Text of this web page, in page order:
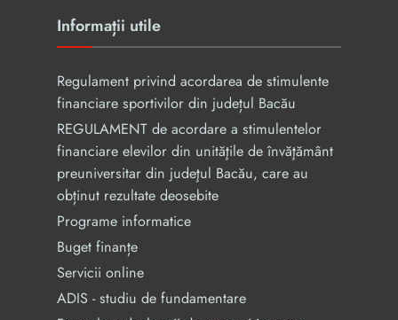
Informații utile
Regulament privind acordarea de stimulente
financiare sportivilor din județul Bacău
REGULAMENT de acordare a stimulentelor
financiare elevilor din unităţile de învăţământ
preuniversitar din judeţul Bacău, care au
obținut rezultate deosebite
Programe informatice
Buget finanțe
Servicii online
ADIS - studiu de fundamentare